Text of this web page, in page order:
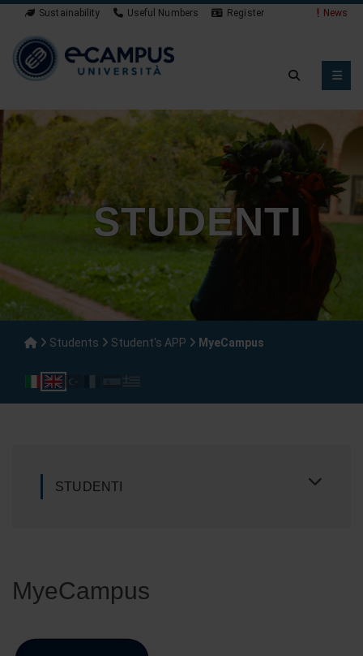
Sustainability Useful Numbers Register News
STUDENTI
Students Student's APP MyeCampus
STUDENTI
MyeCampus